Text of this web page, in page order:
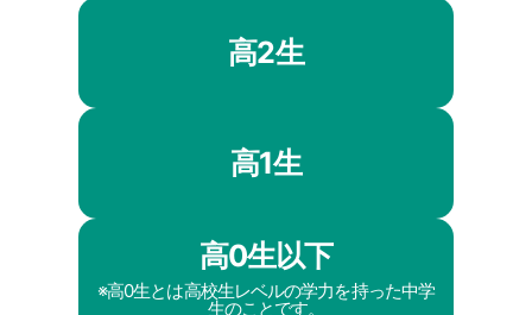
高2生
高1生
高0生以下
※高0生とは高校生レベルの学力を持った中学
生のことです。